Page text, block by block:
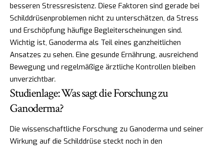
besseren Stressresistenz. Diese Faktoren sind gerade bei
Schilddrüsenproblemen nicht zu unterschätzen, da Stress
und Erschöpfung häufige Begleiterscheinungen sind.
Wichtig ist, Ganoderma als Teil eines ganzheitlichen
Ansatzes zu sehen. Eine gesunde Ernährung, ausreichend
Bewegung und regelmäßige ärztliche Kontrollen bleiben
unverzichtbar.
Studienlage: Was sagt die Forschung zu
Ganoderma?
Die wissenschaftliche Forschung zu Ganoderma und seiner
Wirkung auf die Schilddrüse steckt noch in den